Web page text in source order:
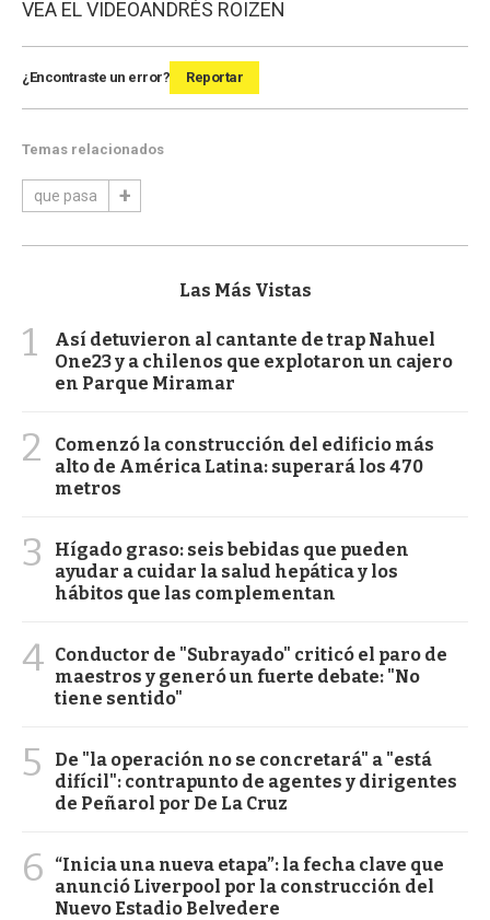
VEA EL VIDEOANDRÉS ROIZEN
¿Encontraste un error? Reportar
Temas relacionados
que pasa
Las Más Vistas
1
Así detuvieron al cantante de trap Nahuel
One23 y a chilenos que explotaron un cajero
en Parque Miramar
2
Comenzó la construcción del edificio más
alto de América Latina: superará los 470
metros
3
Hígado graso: seis bebidas que pueden
ayudar a cuidar la salud hepática y los
hábitos que las complementan
4 Conductor de "Subrayado" criticó el paro de
maestros y generó un fuerte debate: "No
tiene sentido"
5
De "la operación no se concretará" a "está
difícil": contrapunto de agentes y dirigentes
de Peñarol por De La Cruz
6
“Inicia una nueva etapa”: la fecha clave que
anunció Liverpool por la construcción del
Nuevo Estadio Belvedere